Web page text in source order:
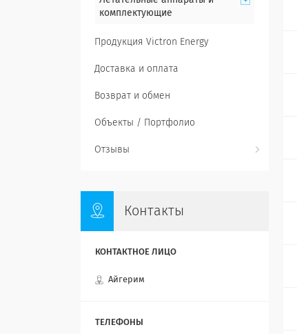
комплектующие
Продукция Victron Energy
Доставка и оплата
Возврат и обмен
Объекты / Портфолио
Отзывы
Контакты
Айгерим